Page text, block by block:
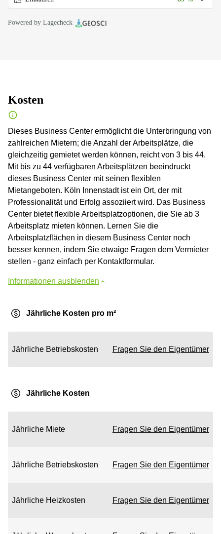
Powered by Lagecheck
Kosten
Dieses Business Center ermöglicht die Unterbringung von
zahlreichen Mietern; die Anzahl der Arbeitsplätze, die
gleichzeitig gemietet werden können, reicht von 3 bis 44.
Mit bis zu 44 verfügbaren Arbeitsplätzen beeindruckt
dieses Business Center mit seinen flexiblen
Mietangeboten. Köln Innenstadt ist ein Ort, der mit
Professionalität und Erfolg assoziiert wird. Das Business
Center bietet flexible Arbeitsplatzoptionen, die Sie ab 3
Arbeitsplatz mieten können. Lernen Sie die
Arbeitsplatzflächen in diesem Business Center noch
besser kennen, indem Sie etwaige Fragen dem Vermieter
stellen - ganz einfach per Kontaktformular.
Informationen ausblenden
Jährliche Kosten pro m²
Jährliche Betriebskosten Fragen Sie den Eigentümer
Jährliche Kosten
Jährliche Miete Fragen Sie den Eigentümer
Jährliche Betriebskosten Fragen Sie den Eigentümer
Jährliche Heizkosten Fragen Sie den Eigentümer